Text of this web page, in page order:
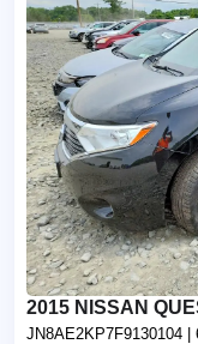
2015 NISSAN
JN8AE2KP7F9130104 |